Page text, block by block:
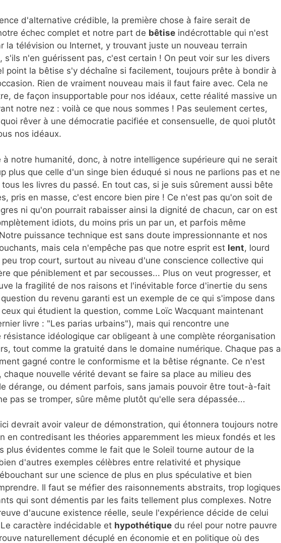
d'alternative crédible, la première chose à faire serait de
échec complet et notre part de bêtise indécrottable qui n'est
la télévision ou Internet, y trouvant juste un nouveau terrain
s'ils n'en guérissent pas, c'est certain ! On peut voir sur les divers
point la bêtise s'y déchaîne si facilement, toujours prête à bondir à
Rien de vraiment nouveau mais il faut faire avec. Cela ne
de façon insupportable pour nos idéaux, cette réalité massive un
notre nez : voilà ce que nous sommes ! Pas seulement certes,
rêver à une démocratie pacifiée et consensuelle, de quoi plutôt
nos idéaux.
à notre humanité, donc, à notre intelligence supérieure qui ne serait
plus que celle d'un singe bien éduqué si nous ne parlions pas et ne
les livres du passé. En tout cas, si je suis sûrement aussi bête
pris en masse, c'est encore bien pire ! Ce n'est pas qu'on soit de
ni qu'on pourrait rabaisser ainsi la dignité de chacun, car on est
idiots, du moins pris un par un, et parfois même
puissance technique est sans doute impressionnante et nos
mais cela n'empêche pas que notre esprit est lent, lourd
trop court, surtout au niveau d'une conscience collective qui
que péniblement et par secousses... Plus on veut progresser, et
la fragilité de nos raisons et l'inévitable force d'inertie du sens
du revenu garanti est un exemple de ce qui s'impose dans
qui étudient la question, comme Loïc Wacquant maintenant
livre : "Les parias urbains"), mais qui rencontre une
résistance idéologique car obligeant à une complète réorganisation
tout comme la gratuité dans le domaine numérique. Chaque pas a
gagné contre le conformisme et la bêtise régnante. Ce n'est
chaque nouvelle vérité devant se faire sa place au milieu des
dérange, ou dément parfois, sans jamais pouvoir être tout-à-fait
pas se tromper, sûre même plutôt qu'elle sera dépassée...
devrait avoir valeur de démonstration, qui étonnera toujours notre
en contredisant les théories apparemment les mieux fondés et les
plus évidentes comme le fait que le Soleil tourne autour de la
d'autres exemples célèbres entre relativité et physique
sur une science de plus en plus spéculative et bien
Il faut se méfier des raisonnements abstraits, trop logiques
qui sont démentis par les faits tellement plus complexes. Notre
d'aucune existence réelle, seule l'expérience décide de celui
caractère indécidable et hypothétique du réel pour notre pauvre
naturellement décuplé en économie et en politique où des